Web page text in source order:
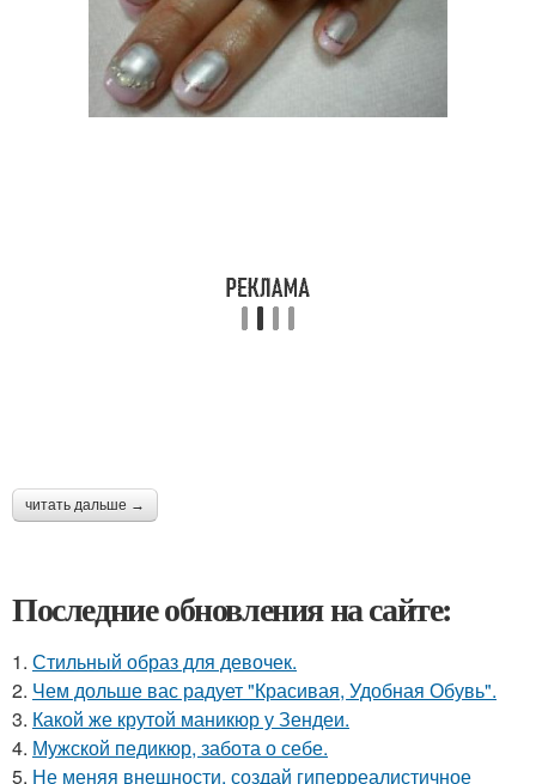
читать дальше →
Последние обновления на сайте:
1. Стильный образ для девочек.
2. Чем дольше вас радует "Красивая, Удобная Обувь".
3. Какой же крутой маникюр у Зендеи.
4. Мужской педикюр, забота о себе.
5. Не меняя внешности, создай гиперреалистичное